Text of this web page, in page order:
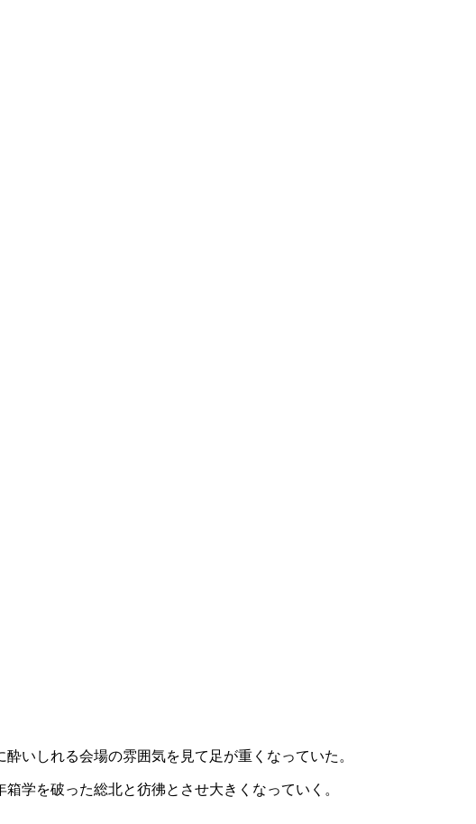
いしれる会場の雰囲気を見て足が重くなっていた。
学を破った総北と彷彿とさせ大きくなっていく。